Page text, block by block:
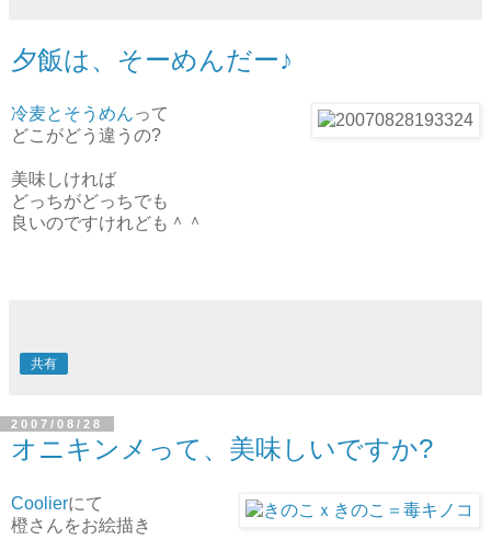
夕飯は、そーめんだー♪
冷麦とそうめんって
どこがどう違うの?
美味しければ
どっちがどっちでも
良いのですけれども＾＾
共有
2007/08/28
オニキンメって、美味しいですか?
Coolierにて
橙さんをお絵描き